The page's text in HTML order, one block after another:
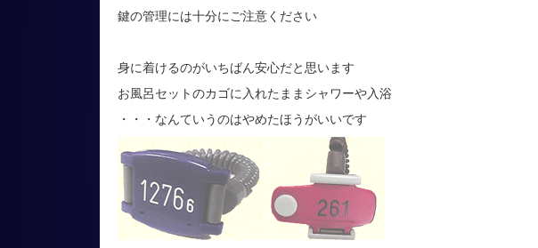
鍵の管理には十分にご注意ください
身に着けるのがいちばん安心だと思います
お風呂セットのカゴに入れたままシャワーや入浴
・・・なんていうのはやめたほうがいいです